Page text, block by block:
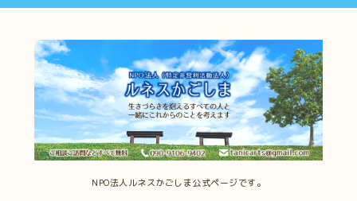
NPO法人ルネスかごしま公式ページです。